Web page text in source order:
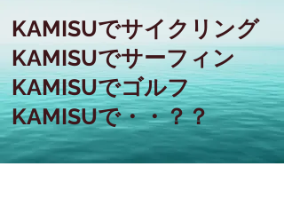
KAMISUでサイクリング
でサーフィン
でゴルフ
で・・？？